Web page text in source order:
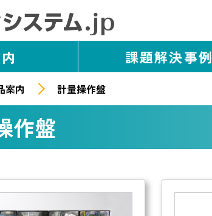
課題解決事例
案内 計量操作盤
作盤